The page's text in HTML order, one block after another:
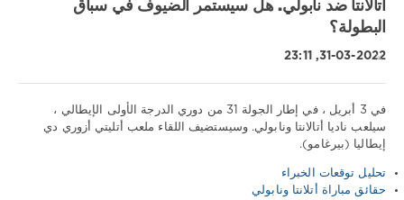
اتالانتا ضد نابولي. هل سيستمر الضيوف في سباق
البطولة؟
31-03-2022, 23:11
نصائح
رياضية
/
في 3 أبريل ، في إطار الجولة 31 من دوري الدرجة الأولى الإيطالي ،
سيلعب ناديا أتالانتا ونابولي. وسيستضيف اللقاء ملعب أتليتي أزوري دي
إيطاليا (بيرغامو).
تحليل توقعات الخبراء
حقائق مباراة أتلانتا ونابولي